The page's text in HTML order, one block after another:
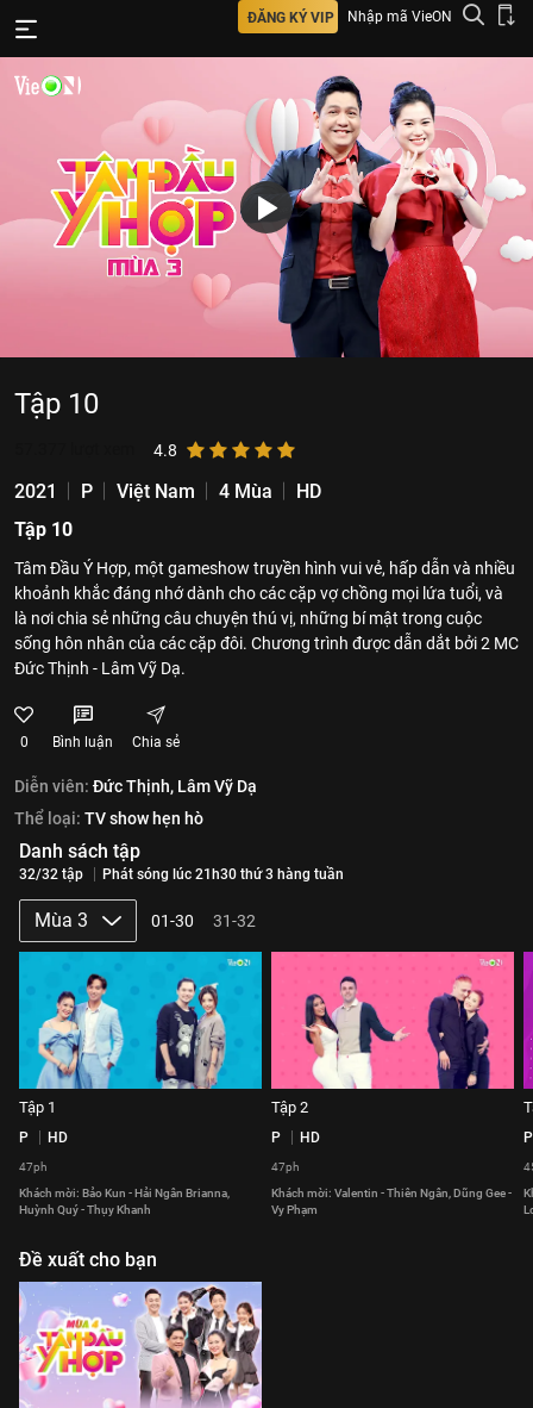
ĐĂNG KÝ VIP Nhập mã VieON
Tập 10
4.8
2021 P Việt Nam 4 Mùa
HD
Tập 10
Tâm Đầu Ý Hợp, một gameshow truyền hình vui vẻ, hấp dẫn và nhiều
khoảnh khắc đáng nhớ dành cho các cặp vợ chồng mọi lứa tuổi, và
là nơi chia sẻ những câu chuyện thú vị, những bí mật trong cuộc
sống hôn nhân của các cặp đôi. Chương trình được dẫn dắt bởi 2 MC
Đức Thịnh - Lâm Vỹ Dạ.
0 Bình luận Chia sẻ
Diễn viên: Đức Thịnh, Lâm Vỹ Dạ
Thể loại: TV show hẹn hò
Danh sách tập
32/32 tập Phát sóng lúc 21h30 thứ 3 hàng tuần
Mùa 3 01-30 31-32
Tập 1
P HD
47ph
Khách mời: Bảo Kun - Hải Ngân Brianna,
Huỳnh Quý - Thụy Khanh
Tập 2
P HD
47ph
Khách mời: Valentin - Thiên Ngân, Dũng Gee -
Vy Phạm
P
Đề xuất cho bạn